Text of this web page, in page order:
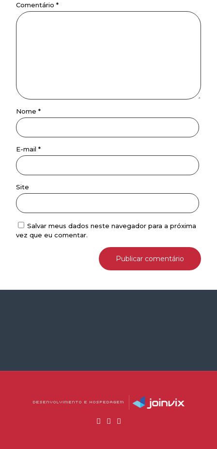
Comentário *
Nome *
E-mail *
Site
Salvar meus dados neste navegador para a próxima
vez que eu comentar.